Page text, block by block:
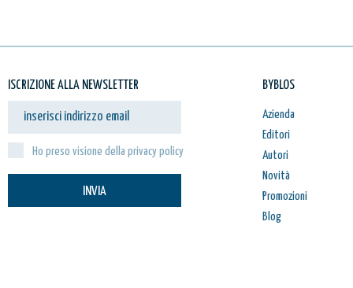
ISCRIZIONE ALLA NEWSLETTER
Ho preso visione della privacy policy
INVIA
BYBLOS
Azienda
Editori
Autori
Novità
Promozioni
Blog